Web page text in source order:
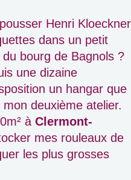
Henri Kloeckner
dans un petit
bourg de Bagnols ?
une dizaine
un hangar que
deuxième atelier.
à Clermont-
mes rouleaux de
les plus grosses